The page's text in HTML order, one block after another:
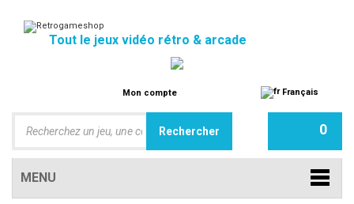
Tout le jeux vidéo rétro & arcade
Mon compte Français
0
MENU